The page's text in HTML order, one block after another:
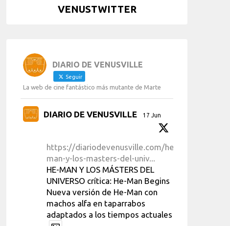
VENUSTWITTER
DIARIO DE VENUSVILLE
Seguir
La web de cine fantástico más mutante de Marte
DIARIO DE VENUSVILLE 17 Jun
https://diariodevenusville.com/he-
man-y-los-masters-del-univ...
HE-MAN Y LOS MÁSTERS DEL
UNIVERSO crítica: He-Man Begins
Nueva versión de He-Man con
machos alfa en taparrabos
adaptados a los tiempos actuales